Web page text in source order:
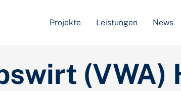
Projekte Leistungen News
(VWA)